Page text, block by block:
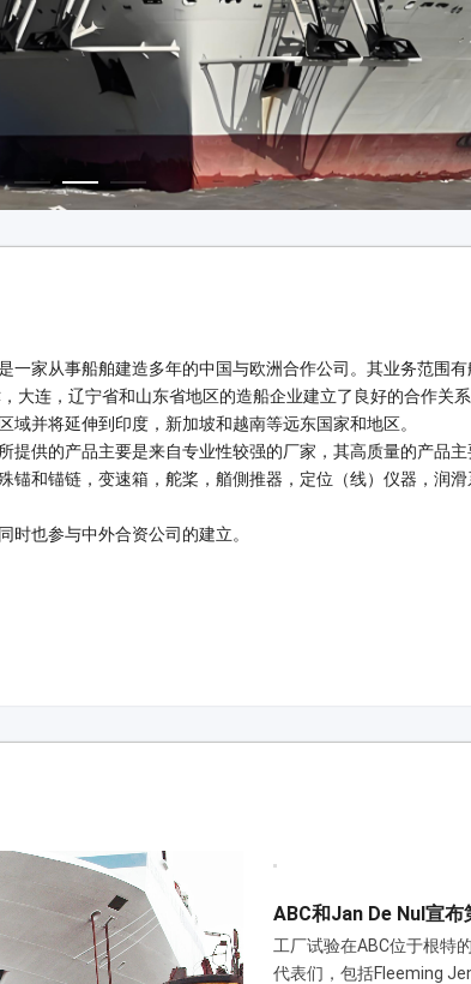
一家从事船舶建造多年的中国与欧洲合作公司。其业务范围
大连，辽宁省和山东省地区的造船企业建立了良好的合作关
域并将延伸到印度，新加坡和越南等远东国家和地区。
提供的产品主要是来自专业性较强的厂家，其高质量的产品
锚和锚链，变速箱，舵桨，艏側推器，定位（线）仪器，润
时也参与中外合资公司的建立。
工厂试验在ABC位于根特
代表们，包括Fleeming